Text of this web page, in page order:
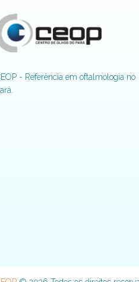
- Referência em oftalmologia no